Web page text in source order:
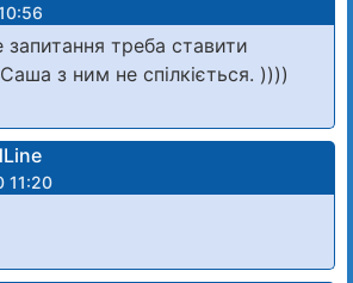
запитання треба ставити
з ним не спілкіється. ))))
11:20